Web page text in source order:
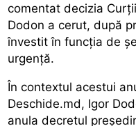
comentat decizia
Dodon a cerut, după
învestit în funcția de
urgență.
În contextul acestui
Deschide.md, Igor
anula decretul